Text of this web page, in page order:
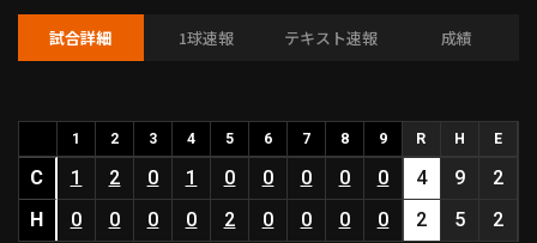
HOME
動画
試合詳細 1球速報 テキスト速報 成績
1 2 3 4 5 6 7 8 9 R H E
C 1 2 0 1 0 0 0 0 0 4 9
2
H
0 0 0 0 2 0 0 0 0 2 5 2